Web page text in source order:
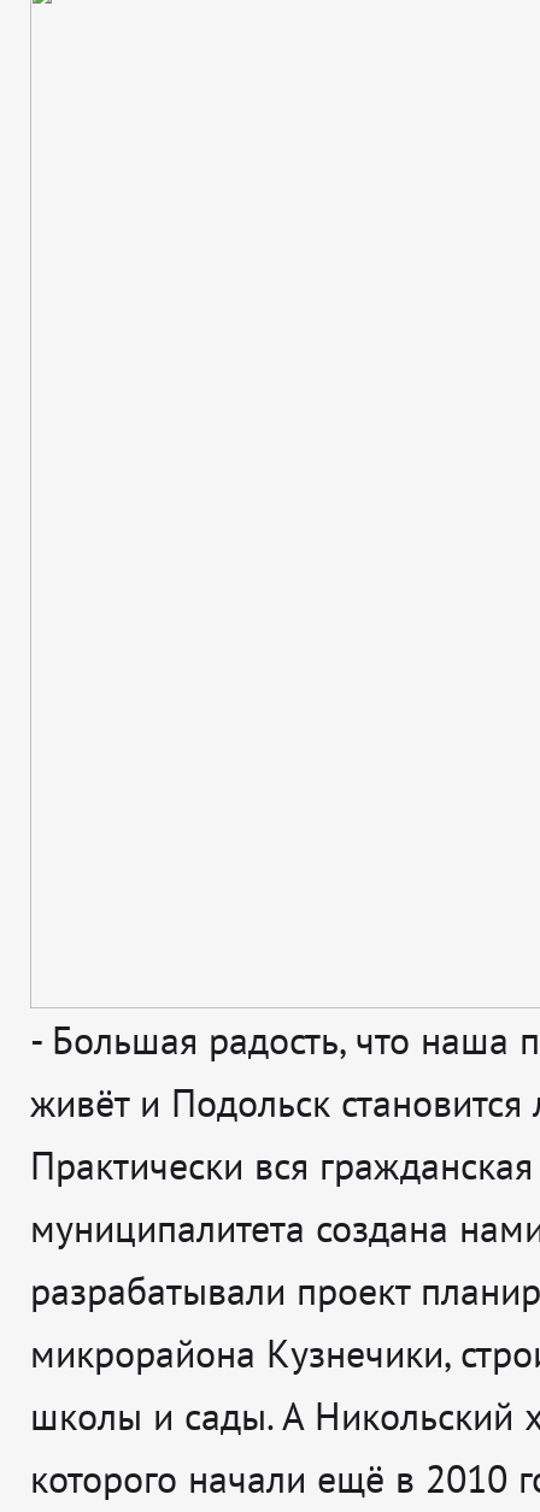
- Большая радость, что наша
живёт и Подольск становится
Практически вся
муниципалитета создана
разрабатывали проект
микрорайона Кузнечики,
школы и сады. А Никольский
которого начали ещё в 2010